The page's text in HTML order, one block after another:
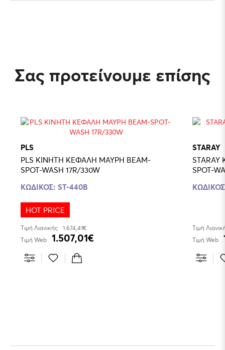
Σας προτείνουμε επίσης
PLS
PLS ΚΙΝΗΤΗ ΚΕΦΑΛΗ ΜΑΥΡΗ BEAM-
SPOT-WASH 17R/330W
ΚΩΔΙΚΟΣ: ST-440B
HOT PRICE
Τιμή Λιανικής
1.674,41€
Τιμή Web
1.507,01€
STARAY
SPOT-
Τιμή
Τιμή Web